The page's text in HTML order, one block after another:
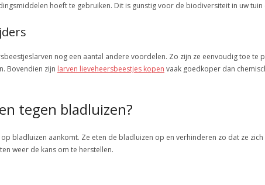
hoeft te gebruiken. Dit is gunstig voor de biodiversiteit in uw
nog een aantal andere voordelen. Zo zijn ze eenvoudig toe te
Bovendien zijn larven lieveheersbeestjes kopen vaak goedkoper dan
tegen bladluizen?
bladluizen aankomt. Ze eten de bladluizen op en verhinderen zo dat ze
weer de kans om te herstellen.